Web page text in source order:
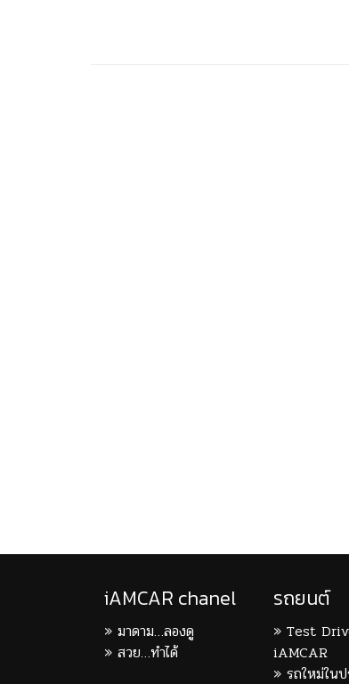
iAMCAR chanel
มาดาม…ลองดู
สวย…ทำได้
รถยนต์
Test
iAMCAR
รถใหม่ใน